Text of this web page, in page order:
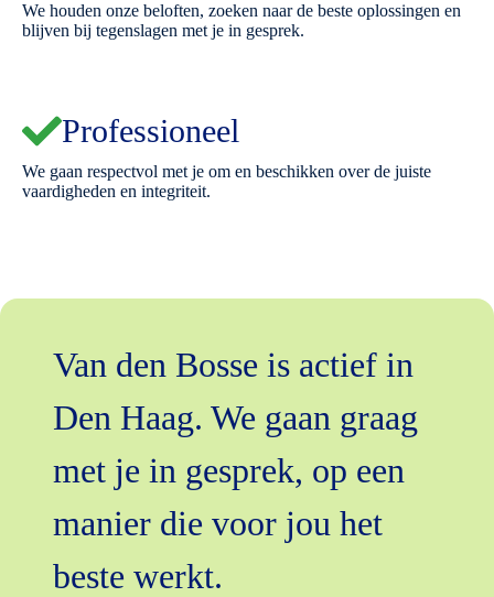
We houden onze beloften, zoeken naar de beste oplossingen en
blijven bij tegenslagen met je in gesprek.
Professioneel
We gaan respectvol met je om en beschikken over de juiste
vaardigheden en integriteit.
Van den Bosse is actief in
Den Haag. We gaan graag
met je in gesprek, op een
manier die voor jou het
beste werkt.